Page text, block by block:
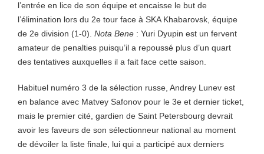
l’entrée en lice de son équipe et encaisse le but de
l’élimination lors du 2e tour face à SKA Khabarovsk, équipe
de 2e division (1-0). Nota Bene : Yuri Dyupin est un fervent
amateur de penalties puisqu’il a repoussé plus d’un quart
des tentatives auxquelles il a fait face cette saison.
Habituel numéro 3 de la sélection russe, Andrey Lunev est
en balance avec Matvey Safonov pour le 3e et dernier ticket,
mais le premier cité, gardien de Saint Petersbourg devrait
avoir les faveurs de son sélectionneur national au moment
de dévoiler la liste finale, lui qui a participé aux derniers